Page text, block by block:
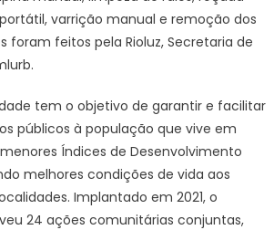
varrição manual e remoção dos
foram feitos pela Rioluz, Secretaria de
tem o objetivo de garantir e facilitar
públicos à população que vive em
Índices de Desenvolvimento
melhores condições de vida aos
Implantado em 2021, o
24 ações comunitárias conjuntas,